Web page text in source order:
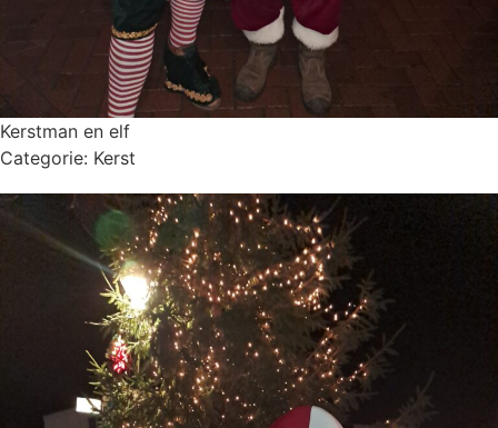
Kerstman en elf
Categorie: Kerst